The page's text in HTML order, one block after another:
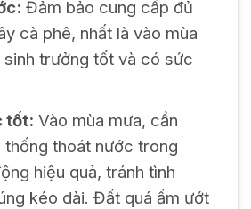
Đảm bảo cung cấp đủ
cà phê, nhất là vào mùa
sinh trưởng tốt và có sức
tốt: Vào mùa mưa, cần
thống thoát nước trong
hiệu quả, tránh tình
kéo dài. Đất quá ẩm ướt